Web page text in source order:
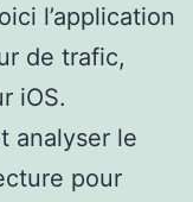
l’application
de trafic,
iOS.
analyser le
pour